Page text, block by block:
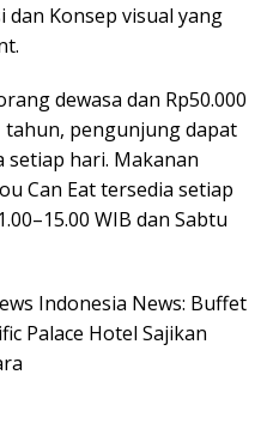
Konsep visual yang
dewasa dan Rp50.000
tahun, pengunjung dapat
hari. Makanan
Can Eat tersedia setiap
WIB dan Sabtu
Indonesia News: Buffet
Palace Hotel Sajikan